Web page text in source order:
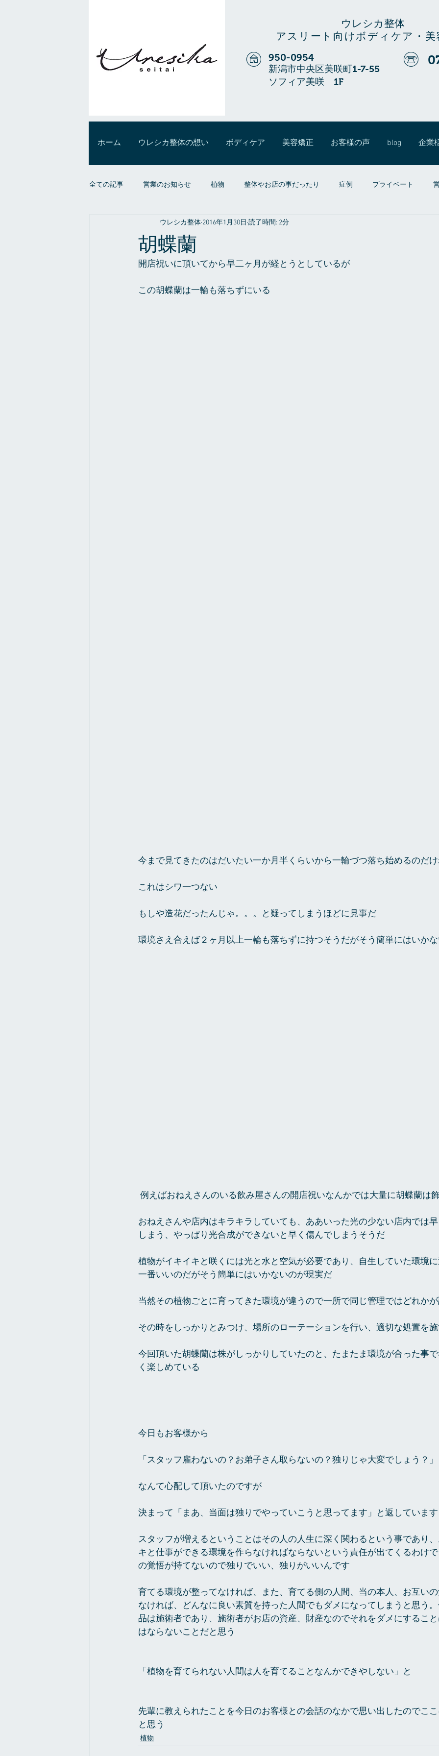
ウレシカ整体
アスリート向けボディケア・美
950-0954
新潟市中央区美咲町1-7-55
ソフィア美咲 1F
ホーム ウレシカ整体の想い ボディケア 美容矯正 お客様の声 blog 企業
全ての記事 営業のお知らせ 植物 整体やお店の事だったり 症例 プライベート
整体やお店の事だったり 症例 プライベート
胡蝶蘭
ウレシカ整体 2016年1月30日 読了時間: 2分
開店祝いに頂いてから早二ヶ月が経とうとしているが
この胡蝶蘭は一輪も落ちずにいる
今まで見てきたのはだいたい一か月半くらいから一輪づつ落ち始めるのだ
これはシワ一つない
もしや造花だったんじゃ。。。と疑ってしまうほどに見事だ
環境さえ合えば２ヶ月以上一輪も落ちずに持つそうだがそう簡単にはいか
例えばおねえさんのいる飲み屋さんの開店祝いなんかでは大量に胡蝶蘭は
おねえさんや店内はキラキラしていても、ああいった光の少ない店内では
しまう、やっぱり光合成ができないと早く傷んでしまうそうだ
植物がイキイキと咲くには光と水と空気が必要であり、自生していた環境
一番いいのだがそう簡単にはいかないのが現実だ
当然その植物ごとに育ってきた環境が違うので一所で同じ管理ではどれか
その時をしっかりとみつけ、場所のローテーションを行い、適切な処置を
今回頂いた胡蝶蘭は株がしっかりしていたのと、たまたま環境が合った事
く楽しめている
今日もお客様から
「スタッフ雇わないの？お弟子さん取らないの？独りじゃ大変でしょう？
なんて心配して頂いたのですが
決まって「まあ、当面は独りでやっていこうと思ってます」と返していま
スタッフが増えるということはその人の人生に深く関わるという事であり
キと仕事ができる環境を作らなければならないという責任が出てくるわけ
の覚悟が持てないので独りでいい、独りがいいんです
育てる環境が整ってなければ、また、育てる側の人間、当の本人、お互い
なければ、どんなに良い素質を持った人間でもダメになってしまうと思う
品は施術者であり、施術者がお店の資産、財産なのでそれをダメにするこ
はならないことだと思う
「植物を育てられない人間は人を育てることなんかできやしない」と
先輩に教えられたことを今日のお客様との会話のなかで思い出したのでこ
と思う
植物